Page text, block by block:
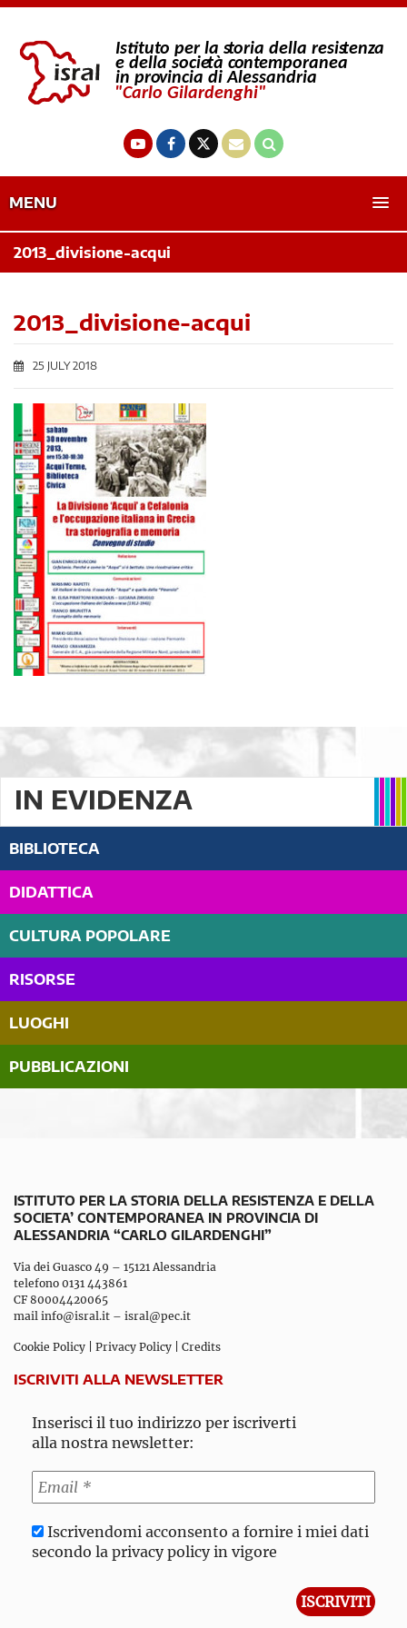
MENU
2013_divisione-acqui
2013_divisione-acqui
25 JULY 2018
IN EVIDENZA
BIBLIOTECA
DIDATTICA
CULTURA POPOLARE
RISORSE
LUOGHI
PUBBLICAZIONI
ISTITUTO PER LA STORIA DELLA RESISTENZA E DELLA
SOCIETA’ CONTEMPORANEA IN PROVINCIA DI
ALESSANDRIA “CARLO GILARDENGHI”
Via dei Guasco 49 – 15121 Alessandria
telefono 0131 443861
CF 80004420065
mail info@isral.it – isral@pec.it
Cookie Policy Privacy Policy Credits
ISCRIVITI ALLA NEWSLETTER
Inserisci il tuo indirizzo per iscriverti
alla nostra newsletter:
Iscrivendomi acconsento a fornire i miei dati
secondo la privacy policy in vigore